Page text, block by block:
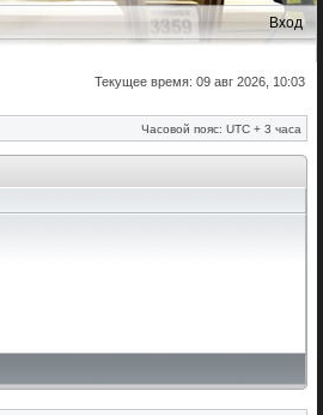
Вход
Текущее время: 09 авг 2026, 10:03
Часовой пояс: UTC + 3 часа